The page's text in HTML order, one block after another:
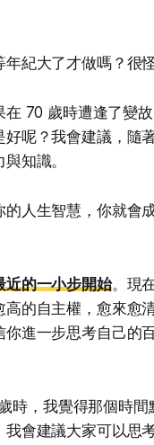
紀大了才做嗎？很怪
在 70 歲時遭逢了變
呢？我會建議，隨
知識。
人生智慧，你就會
近的一小步開始。現
的自主權，愈來愈
進一步思考自己的
，我覺得那個時間
會建議大家可以思